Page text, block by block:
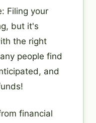
Filing your
but it's
the right
people find
and
financial